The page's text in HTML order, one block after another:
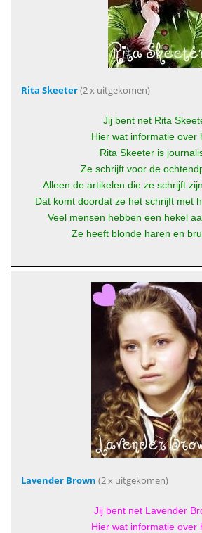
Rita Skeeter(2 x uitgekomen)
Jij bent net Rita
Hier wat informatie over
Rita Skeeter is
Ze schrijft voor de
Alleen de artikelen die ze schrijft
Dat komt doordat ze het schrijft met
Veel mensen hebben een hekel
Ze heeft blonde haren en
Lavender Brown (2 x uitgekomen)
Jij bent net Lavender
Hier wat informatie over